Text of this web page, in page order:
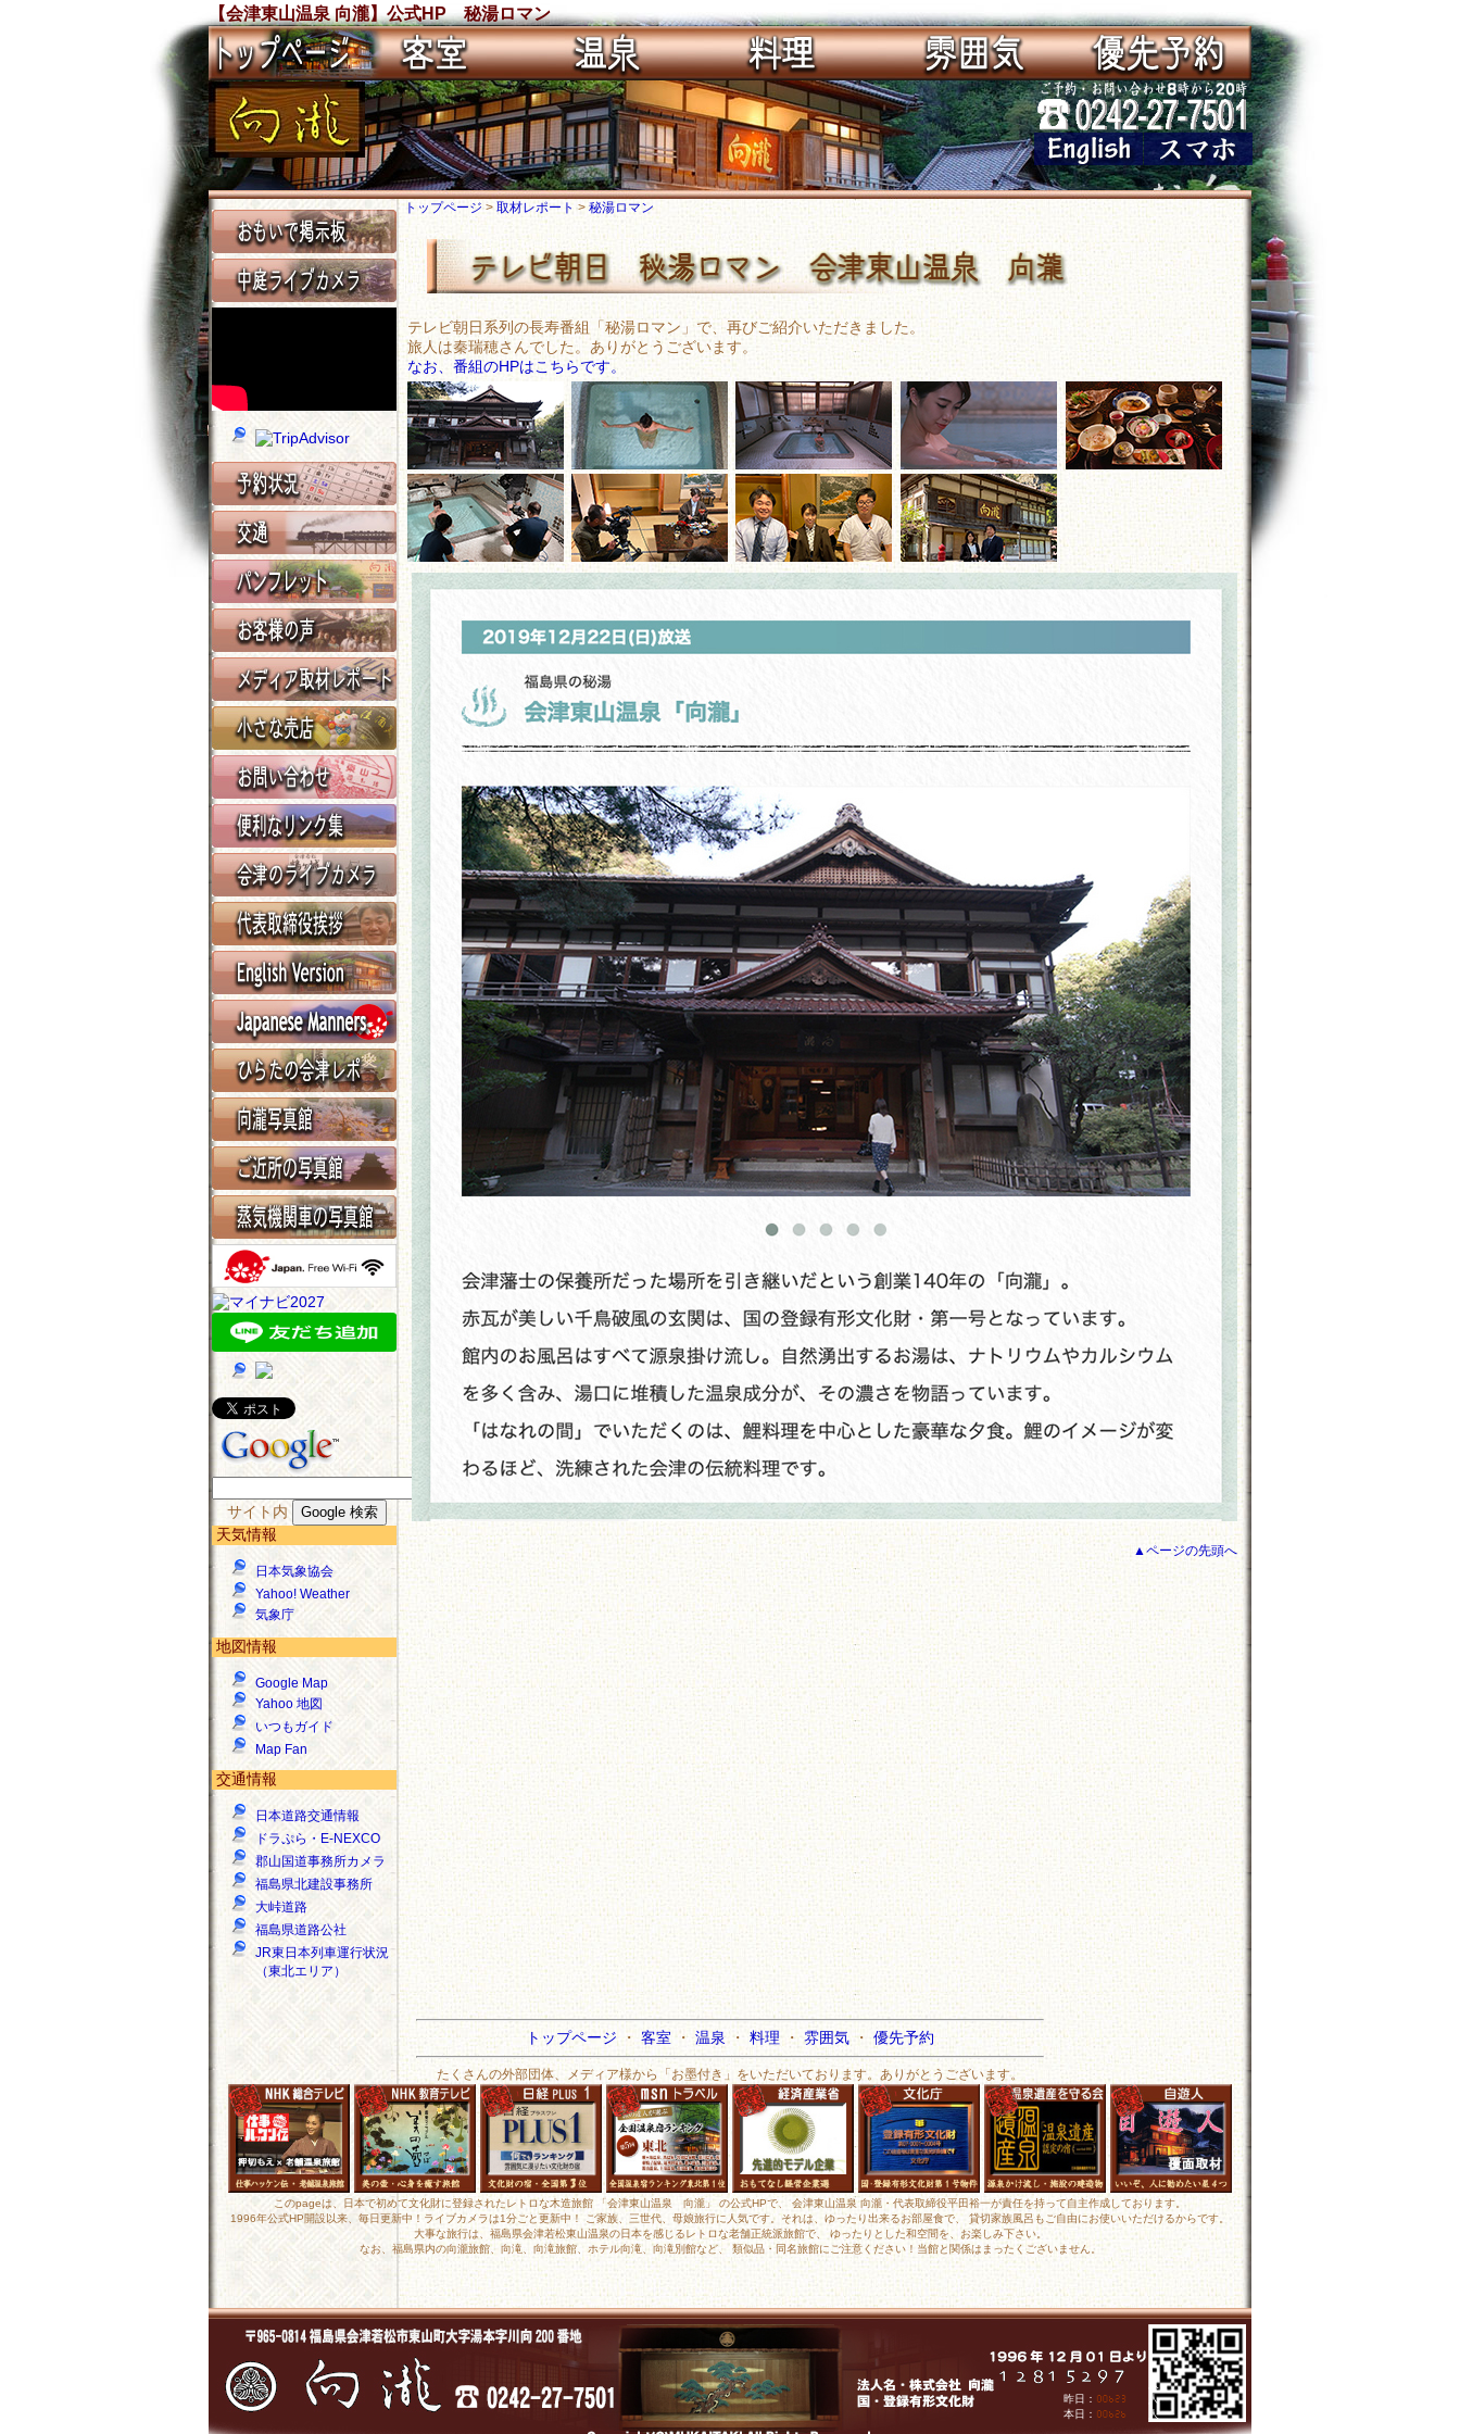
【会津東山温泉 向瀧】公式HP 秘湯ロマン
サイト内
天気情報
日本気象協会
Yahoo! Weather
気象庁
地図情報
Google Map
Yahoo 地図
いつもガイド
Map Fan
交通情報
日本道路交通情報
ドラぷら・E-NEXCO
郡山国道事務所カメラ
福島県北建設事務所
大峠道路
福島県道路公社
JR東日本列車運行状況
（東北エリア）
トップページ> 取材レポート> 秘湯ロマン
テレビ朝日系列の長寿番組「秘湯ロマン」で、再びご紹介いただきました。
旅人は秦瑞穂さんでした。ありがとうございます。
なお、番組のHPはこちらです。
▲ページの先頭へ
トップページ ・ 客室 ・ 温泉 ・ 料理 ・ 雰囲気 ・ 優先予約
たくさんの外部団体、メディア様から「お墨付き」をいただいております。ありがとうございます。
このpageは、日本で初めて文化財に登録されたレトロな木造旅館 「会津東山温泉 向瀧」 の公式HPで、 会津東山温泉 向瀧・代表取締役平田裕一が責任を持って自主作成しております。
1996年公式HP開設以来、毎日更新中！ライブカメラは1分ごと更新中！ ご家族、三世代、母娘旅行に人気です。それは、ゆったり出来るお部屋食で、 貸切家族風呂もご自由にお使いいただけるからです。
大事な旅行は、福島県会津若松東山温泉の日本を感じるレトロな老舗正統派旅館で、 ゆったりとした和空間を、お楽しみ下さい。
なお、福島県内の向瀧旅館、向滝、向滝旅館、ホテル向滝、向滝別館など、 類似品・同名旅館にご注意ください！当館と関係はまったくございません。
人
昨日：
人
本日：
人